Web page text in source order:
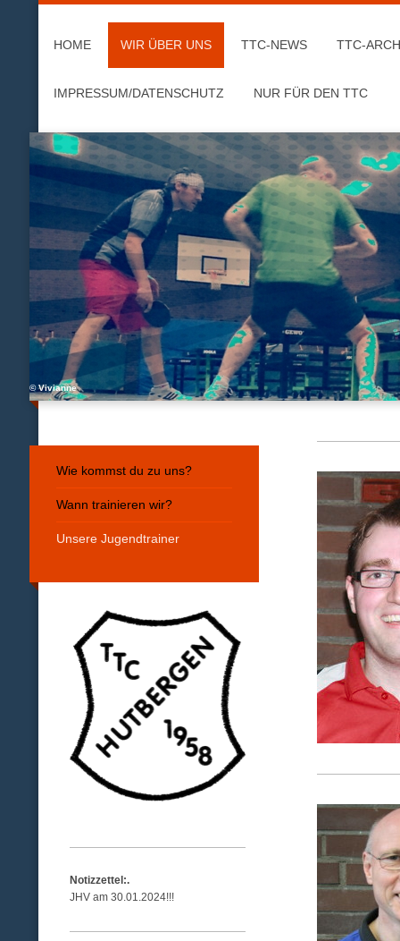
HOME WIR ÜBER UNS TTC-NEWS TTC-
IMPRESSUM/DATENSCHUTZ NUR FÜR DEN TTC
© Vivianne
Wie kommst du zu uns?
Wann trainieren wir?
Unsere Jugendtrainer
Notizzettel:.
JHV am 30.01.2024!!!